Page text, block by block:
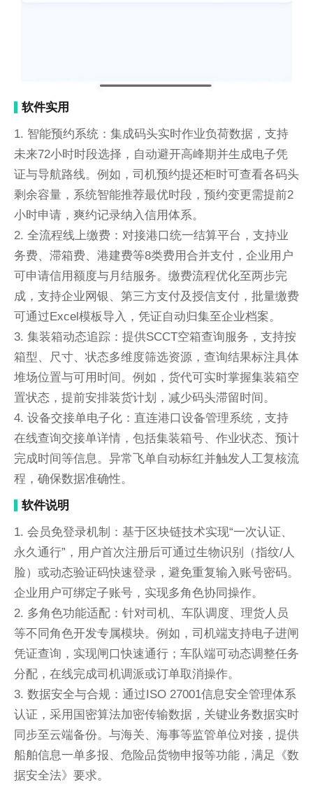
软件实用
1. 智能预约系统：集成码头实时作业负荷数据，支持
未来72小时时段选择，自动避开高峰期并生成电子凭
证与导航路线。例如，司机预约提还柜时可查看各码头
剩余容量，系统智能推荐最优时段，预约变更需提前2
小时申请，爽约记录纳入信用体系。
2. 全流程线上缴费：对接港口统一结算平台，支持业
务费、滞箱费、港建费等8类费用合并支付，企业用户
可申请信用额度与月结服务。缴费流程优化至两步完
成，支持企业网银、第三方支付及授信支付，批量缴费
可通过Excel模板导入，凭证自动归集至企业档案。
3. 集装箱动态追踪：提供SCCT空箱查询服务，支持按
箱型、尺寸、状态多维度筛选资源，查询结果标注具体
堆场位置与可用时间。例如，货代可实时掌握集装箱空
置状态，提前安排装货计划，减少码头滞留时间。
4. 设备交接单电子化：直连港口设备管理系统，支持
在线查询交接单详情，包括集装箱号、作业状态、预计
完成时间等信息。异常飞单自动标红并触发人工复核流
程，确保数据准确性。
软件说明
1. 会员免登录机制：基于区块链技术实现“一次认证、
永久通行”，用户首次注册后可通过生物识别（指纹/人
脸）或动态验证码快速登录，避免重复输入账号密码。
企业用户可绑定子账号，实现多角色协同操作。
2. 多角色功能适配：针对司机、车队调度、理货人员
等不同角色开发专属模块。例如，司机端支持电子进闸
凭证查询，实现闸口快速通行；车队端可动态调整任务
分配，在线完成司机调派或订单取消操作。
3. 数据安全与合规：通过ISO 27001信息安全管理体系
认证，采用国密算法加密传输数据，关键业务数据实时
同步至云端备份。与海关、海事等监管单位对接，提供
船舶信息一单多报、危险品货物申报等功能，满足《数
据安全法》要求。